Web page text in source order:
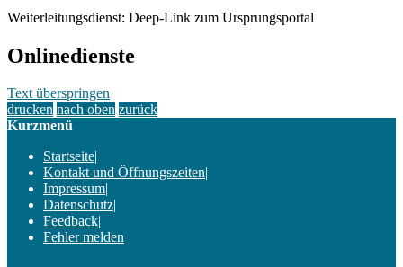
Weiterleitungsdienst: Deep-Link zum Ursprungsportal
Onlinedienste
Text überspringen
drucken nach oben zurück
Kurzmenü
Startseite|
Kontakt und Öffnungszeiten|
Impressum|
Datenschutz|
Feedback|
Fehler melden